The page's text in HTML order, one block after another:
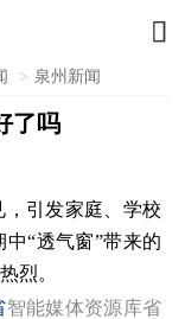

> 泉州新闻
了吗
引发家庭、学校
“透气窗”带来的
烈。
智能媒体资源库省